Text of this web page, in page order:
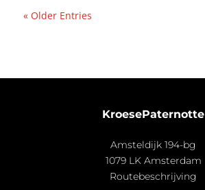
« Older Entries
KroesePaternotte
Amsteldijk 194-bg
1079 LK Amsterdam
Routebeschrijving